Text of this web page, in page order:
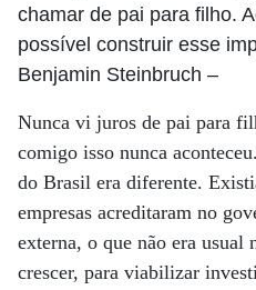
chamar de pai para filho.
possível construir esse
Benjamin Steinbruch –
Nunca vi juros de pai para
comigo isso nunca
do Brasil era diferente.
empresas acreditaram no
externa, o que não era usual
crescer, para viabilizar